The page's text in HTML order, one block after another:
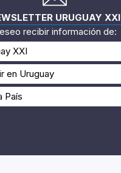
URUGUAY XXI
recibir información de:
XXI
en Uruguay
País